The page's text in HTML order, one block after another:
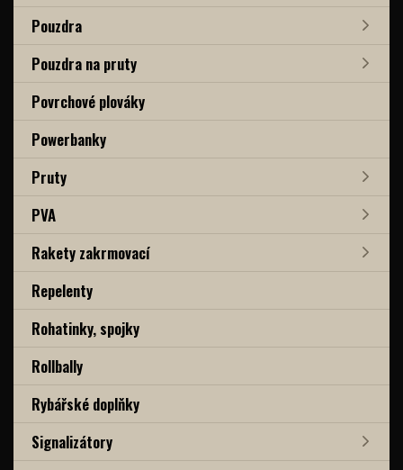
Pouzdra
Pouzdra na pruty
Povrchové plováky
Powerbanky
Pruty
PVA
Rakety zakrmovací
Repelenty
Rohatinky, spojky
Rollbally
Rybářské doplňky
Signalizátory